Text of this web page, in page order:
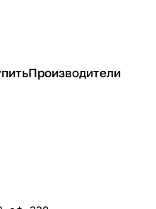
Производители